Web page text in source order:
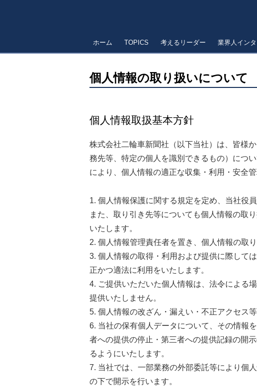
ホーム TOPICS 考えるリーダー 業界人イン
個人情報の取り扱いについて
個人情報取扱基本方針
株式会社二輪車新聞社（以下当社）は、皆様
務先等、特定の個人を識別できるもの）につ
により、個人情報の適正な収集・利用・安全
1. 個人情報保護に関する規定を定め、当社役
また、取り引き先等についても個人情報の取
いたします。
2. 個人情報管理責任者を置き、個人情報の取
3. 個人情報の取得・利用および提供に際して
正かつ適法に利用をいたします。
4. ご提供いただいた個人情報は、法令による
提供いたしません。
5. 個人情報の改ざん・漏えい・不正アクセス
6. 当社の保有個人データについて、その情報
者への提供の停止・第三者への提供記録の開
るようにいたします。
7. 当社では、一部業務の外部委託等により個
の下で開示を行います。